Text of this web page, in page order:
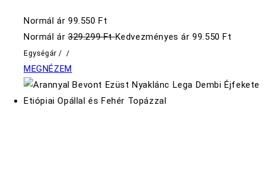
Normál ár 99.550 Ft
Normál ár 329.299 FtKedvezményes ár 99.550 Ft
Egységár / /
MEGNÉZEM